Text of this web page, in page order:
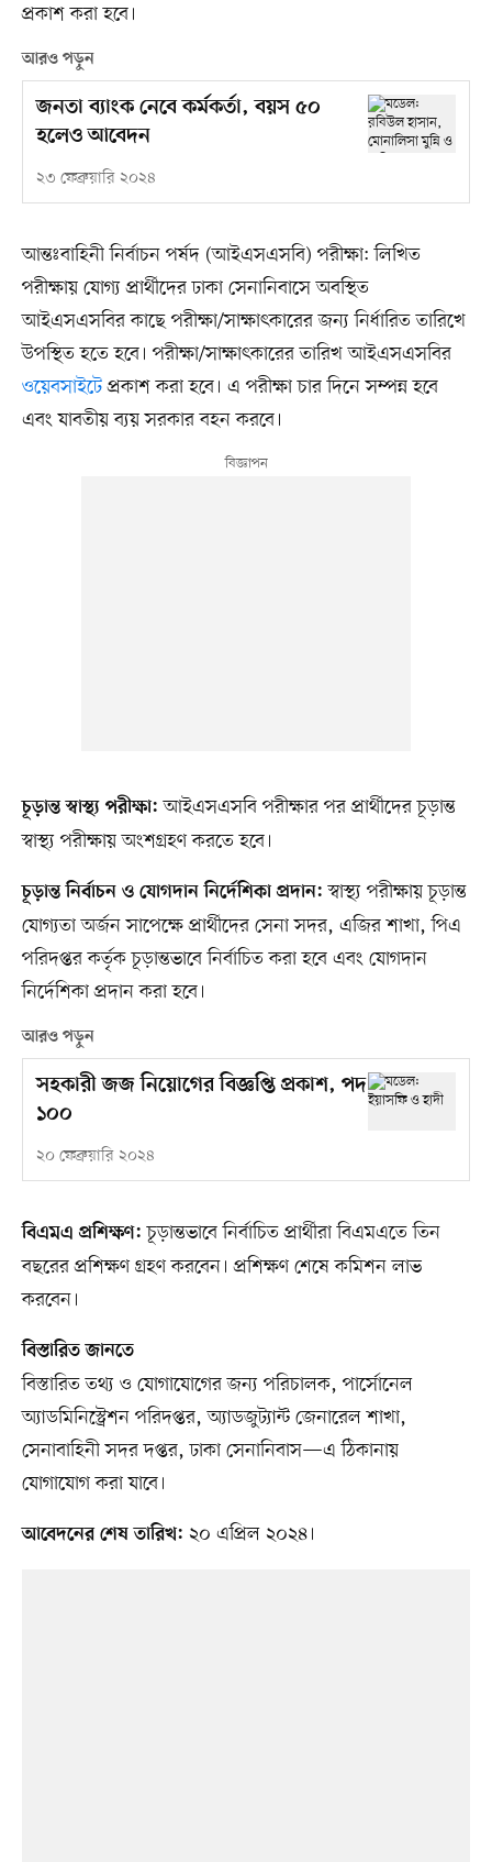
প্রকাশ করা হবে।
আরও পড়ুন
জনতা ব্যাংক নেবে কর্মকর্তা, বয়স ৫০
হলেও আবেদন
২৩ ফেব্রুয়ারি ২০২৪
আন্তঃবাহিনী নির্বাচন পর্ষদ (আইএসএসবি) পরীক্ষা: লিখিত
পরীক্ষায় যোগ্য প্রার্থীদের ঢাকা সেনানিবাসে অবস্থিত
আইএসএসবির কাছে পরীক্ষা/সাক্ষাৎকারের জন্য নির্ধারিত তারিখে
উপস্থিত হতে হবে। পরীক্ষা/সাক্ষাৎকারের তারিখ আইএসএসবির
ওয়েবসাইটেপ্রকাশ করা হবে। এ পরীক্ষা চার দিনে সম্পন্ন হবে
এবং যাবতীয় ব্যয় সরকার বহন করবে।
চূড়ান্ত স্বাস্থ্য পরীক্ষা: আইএসএসবি পরীক্ষার পর প্রার্থীদের চূড়ান্ত
স্বাস্থ্য পরীক্ষায় অংশগ্রহণ করতে হবে।
চূড়ান্ত নির্বাচন ও যোগদান নির্দেশিকা প্রদান: স্বাস্থ্য পরীক্ষায় চূড়ান্ত
যোগ্যতা অর্জন সাপেক্ষে প্রার্থীদের সেনা সদর, এজির শাখা, পিএ
পরিদপ্তর কর্তৃক চূড়ান্তভাবে নির্বাচিত করা হবে এবং যোগদান
নির্দেশিকা প্রদান করা হবে।
আরও পড়ুন
সহকারী জজ নিয়োগের বিজ্ঞপ্তি প্রকাশ, পদ
১০০
২০ ফেব্রুয়ারি ২০২৪
বিএমএ প্রশিক্ষণ: চূড়ান্তভাবে নির্বাচিত প্রার্থীরা বিএমএতে তিন
বছরের প্রশিক্ষণ গ্রহণ করবেন। প্রশিক্ষণ শেষে কমিশন লাভ
করবেন।
বিস্তারিত জানতে
বিস্তারিত তথ্য ও যোগাযোগের জন্য পরিচালক, পার্সোনেল
অ্যাডমিনিস্ট্রেশন পরিদপ্তর, অ্যাডজুট্যান্ট জেনারেল শাখা,
সেনাবাহিনী সদর দপ্তর, ঢাকা সেনানিবাস—এ ঠিকানায়
যোগাযোগ করা যাবে।
আবেদনের শেষ তারিখ: ২০ এপ্রিল ২০২৪।